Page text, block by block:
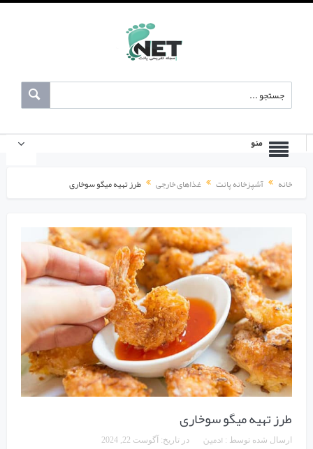
منو
خانه آشپزخانه پانت غذاهای خارجی طرز تهیه میگو سوخاری
طرز تهیه میگو سوخاری
ارسال شده توسط : ادمین در تاریخ: آگوست 22, 2024